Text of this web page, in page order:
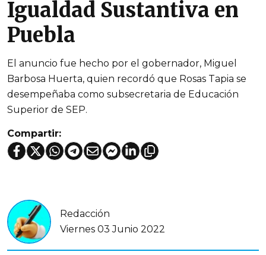
Igualdad Sustantiva en
Puebla
El anuncio fue hecho por el gobernador, Miguel
Barbosa Huerta, quien recordó que Rosas Tapia se
desempeñaba como subsecretaria de Educación
Superior de SEP.
Compartir:
Redacción
Viernes 03 Junio 2022